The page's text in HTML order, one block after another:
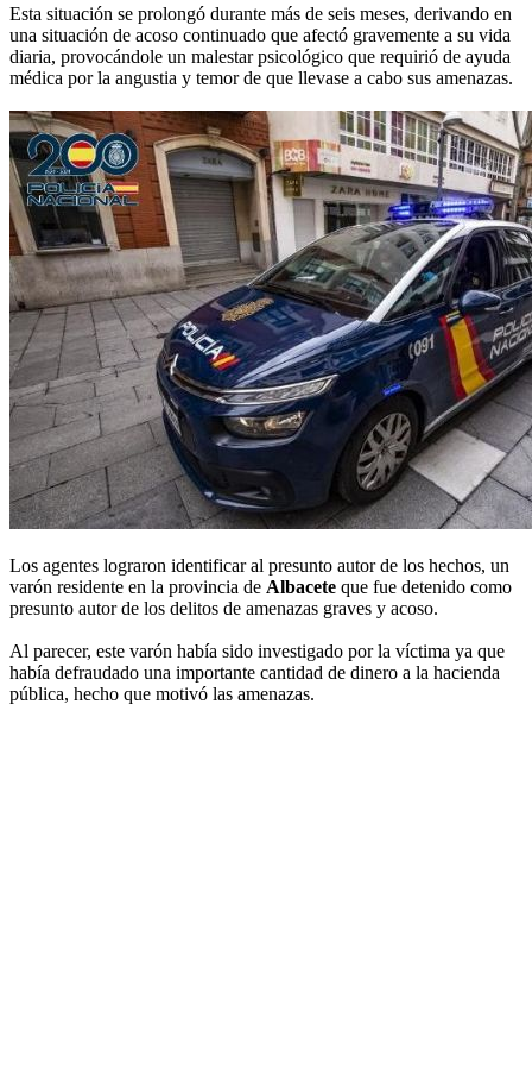
Esta situación se prolongó durante más de seis meses, derivando en
una situación de acoso continuado que afectó gravemente a su vida
diaria, provocándole un malestar psicológico que requirió de ayuda
médica por la angustia y temor de que llevase a cabo sus amenazas.
Los agentes lograron identificar al presunto autor de los hechos, un
varón residente en la provincia de Albacete que fue detenido como
presunto autor de los delitos de amenazas graves y acoso.
Al parecer, este varón había sido investigado por la víctima ya que
había defraudado una importante cantidad de dinero a la hacienda
pública, hecho que motivó las amenazas.